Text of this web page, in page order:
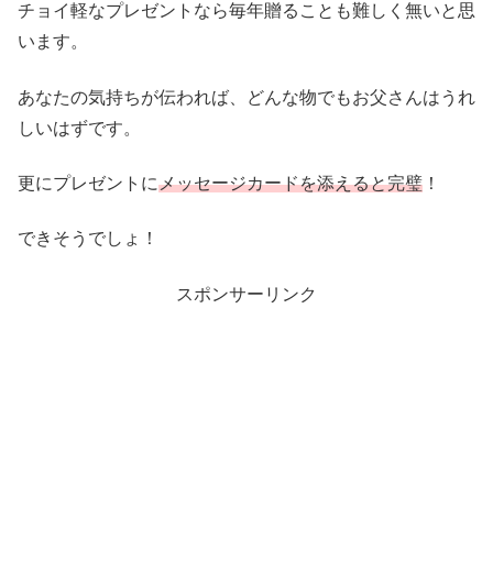
チョイ軽なプレゼントなら毎年贈ることも難しく無いと思
います。
あなたの気持ちが伝われば、どんな物でもお父さんはうれ
しいはずです。
更にプレゼントにメッセージカードを添えると完璧 ！
できそうでしょ！
スポンサーリンク